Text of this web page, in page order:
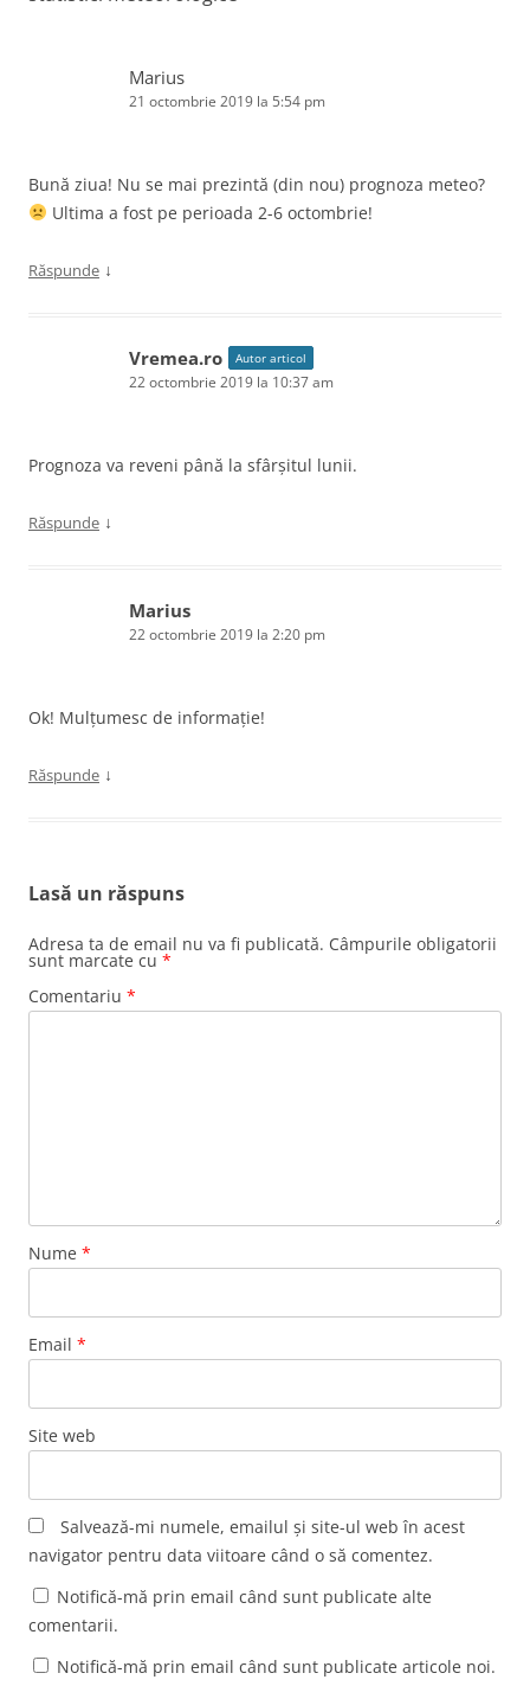
Marius
21 octombrie 2019 la 5:54 pm
Bună ziua! Nu se mai prezintă (din nou) prognoza meteo?
Ultima a fost pe perioada 2-6 octombrie!
Răspunde ↓
Vremea.ro Autor articol
22 octombrie 2019 la 10:37 am
Prognoza va reveni până la sfârșitul lunii.
Răspunde ↓
Marius
22 octombrie 2019 la 2:20 pm
Ok! Mulțumesc de informație!
Răspunde ↓
Lasă un răspuns
Adresa ta de email nu va fi publicată. Câmpurile obligatorii
sunt marcate cu *
Comentariu *
Nume *
Email *
Site web
Salvează-mi numele, emailul și site-ul web în acest
navigator pentru data viitoare când o să comentez.
Notifică-mă prin email când sunt publicate alte
comentarii.
Notifică-mă prin email când sunt publicate articole noi.